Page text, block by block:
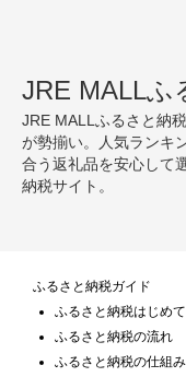
JRE MALLふ
JRE MALLふるさと納
が勢揃い。人気ランキ
合う返礼品を安心して
納税サイト。
ふるさと納税ガイド
ふるさと納税はじめ
ふるさと納税の流れ
ふるさと納税の仕組み